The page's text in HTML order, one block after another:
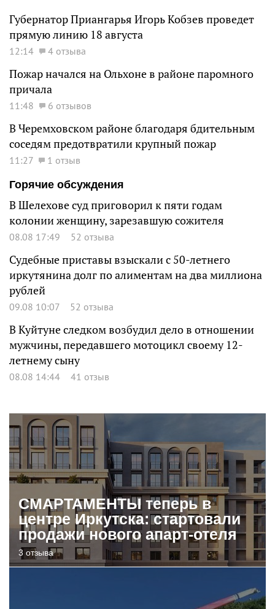
Губернатор Приангарья Игорь Кобзев проведет
прямую линию 18 августа
12:14 4 отзыва
Пожар начался на Ольхоне в районе паромного
причала
11:48 6 отзывов
В Черемховском районе благодаря бдительным
соседям предотвратили крупный пожар
11:27
1 отзыв
Горячие обсуждения
В Шелехове суд приговорил к пяти годам
колонии женщину, зарезавшую сожителя
08.08 17:49 52 отзыва
Судебные приставы взыскали с 50-летнего
иркутянина долг по алиментам на два миллиона
рублей
09.08 10:07 52 отзыва
В Куйтуне следком возбудил дело в отношении
мужчины, передавшего мотоцикл своему 12-
летнему сыну
08.08 14:44 41 отзыв
СМАРТАМЕНТЫ теперь в
центре Иркутска: стартовали
продажи нового апарт-отеля
3 отзыва